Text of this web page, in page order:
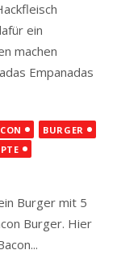
ein
machen
Empanadas
BURGER
Burger mit 5
Burger. Hier